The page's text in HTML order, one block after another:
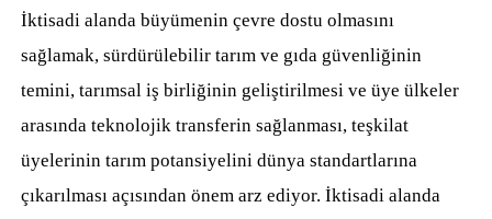
İktisadi alanda büyümenin çevre dostu olmasını
sağlamak, sürdürülebilir tarım ve gıda güvenliğinin
temini, tarımsal iş birliğinin geliştirilmesi ve üye ülkeler
arasında teknolojik transferin sağlanması, teşkilat
üyelerinin tarım potansiyelini dünya standartlarına
çıkarılması açısından önem arz ediyor. İktisadi alanda